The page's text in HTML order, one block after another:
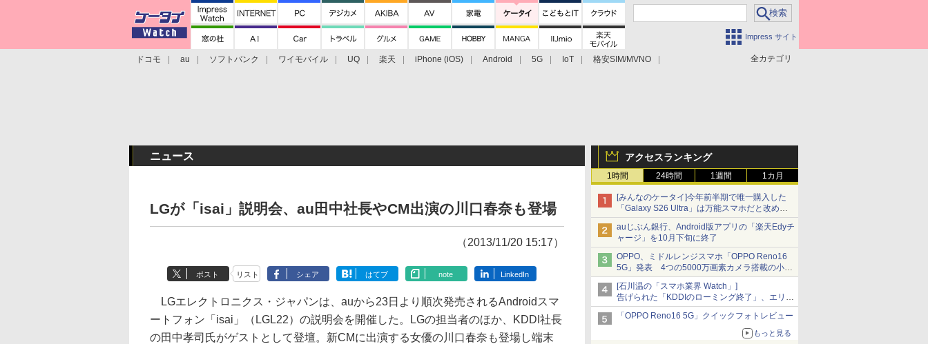
Impress サイト
全カテゴリ
ドコモ au ソフトバンク ワイモバイル UQ 楽天 iPhone (iOS) Android 5G IoT
格安SIM/MVNO
アクセスランキング
1時間 24時間 1週間 1カ月
[みんなのケータイ]今年前半期で唯一購入した
「Galaxy S26 Ultra」は万能スマホだと改めて
思う
auじぶん銀行、Android版アプリの「楽天Edyチ
ャージ」を10月下旬に終了
OPPO、ミドルレンジスマホ「OPPO Reno16
5G」発表 4つの5000万画素カメラ搭載の小型
モデル
[石川温の「スマホ業界 Watch」]
告げられた「KDDIのローミング終了」、エリア
マップの落とし穴と楽天モバイルの課題
「OPPO Reno16 5G」クイックフォトレビュー
もっと見る
ニュース
LGが「isai」説明会、au田中社長やCM出演の川口春奈も登場
（2013/11/20 15:17）
ポスト リスト シェア はてブ note LinkedIn
LGエレクトロニクス・ジャパンは、auから23日より順次発売されるAndroidスマ
ートフォン「isai」（LGL22）の説明会を開催した。LGの担当者のほか、KDDI社長
の田中孝司氏がゲストとして登壇。新CMに出演する女優の川口春奈も登場し端末